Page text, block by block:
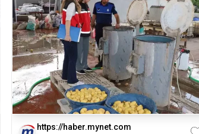
https://haber.mynet.com